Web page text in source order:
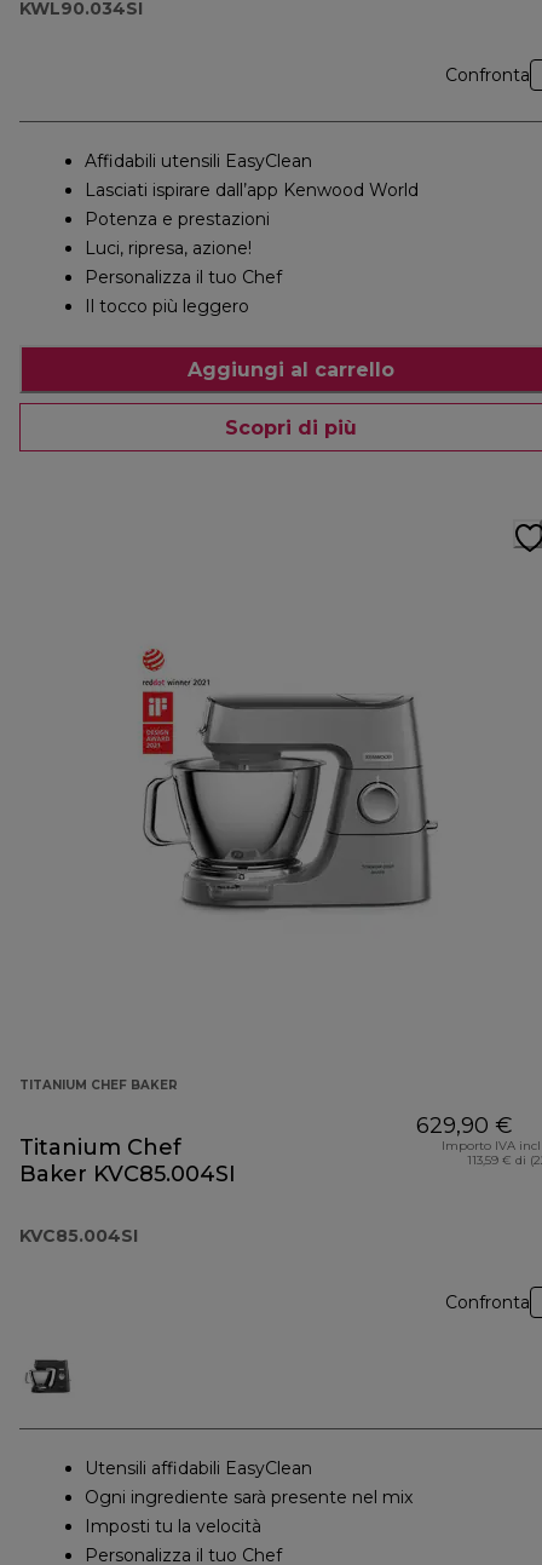
KWL90.034SI
Confronta
Affidabili utensili EasyClean
Lasciati ispirare dall’app Kenwood World
Potenza e prestazioni
Luci, ripresa, azione!
Personalizza il tuo Chef
Il tocco più leggero
Aggiungi al carrello
Scopri di più
TITANIUM CHEF BAKER
Titanium Chef
Baker KVC85.004SI
KVC85.004SI
629,90 €
Importo IVA
113,59 € di
Confronta
Utensili affidabili EasyClean
Ogni ingrediente sarà presente nel mix
Imposti tu la velocità
Personalizza il tuo Chef